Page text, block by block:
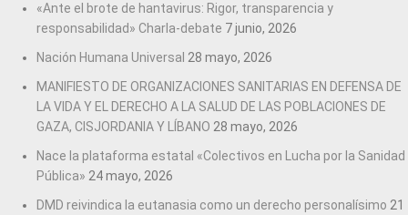
«Ante el brote de hantavirus: Rigor, transparencia y
responsabilidad» Charla-debate 7 junio, 2026
Nación Humana Universal 28 mayo, 2026
MANIFIESTO DE ORGANIZACIONES SANITARIAS EN DEFENSA DE
LA VIDA Y EL DERECHO A LA SALUD DE LAS POBLACIONES DE
GAZA, CISJORDANIA Y LÍBANO 28 mayo, 2026
Nace la plataforma estatal «Colectivos en Lucha por la Sanidad
Pública» 24 mayo, 2026
DMD reivindica la eutanasia como un derecho personalísimo 21